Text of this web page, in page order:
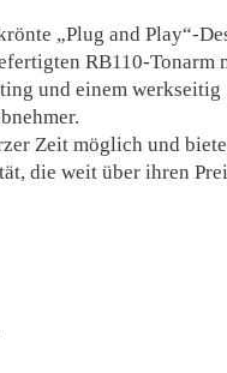
„Plug and Play“-
RB110-Tonarm
und einem werkseitig
Zeit möglich und
die weit über ihren